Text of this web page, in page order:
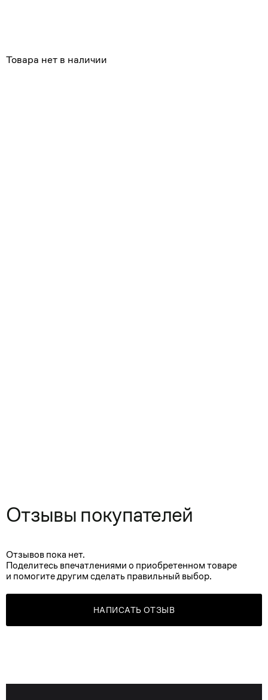
Товара нет в наличии
Отзывы покупателей
Отзывов пока нет.
Поделитесь впечатлениями о приобретенном товаре
и помогите другим сделать правильный выбор.
НАПИСАТЬ ОТЗЫВ